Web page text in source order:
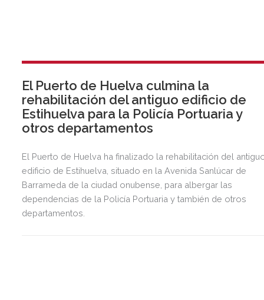
El Puerto de Huelva culmina la
rehabilitación del antiguo edificio de
Estihuelva para la Policía Portuaria y
otros departamentos
El Puerto de Huelva ha finalizado la rehabilitación del
edificio de Estihuelva, situado en la Avenida Sanlúcar de
Barrameda de la ciudad onubense, para albergar las
dependencias de la Policía Portuaria y también de otros
departamentos.